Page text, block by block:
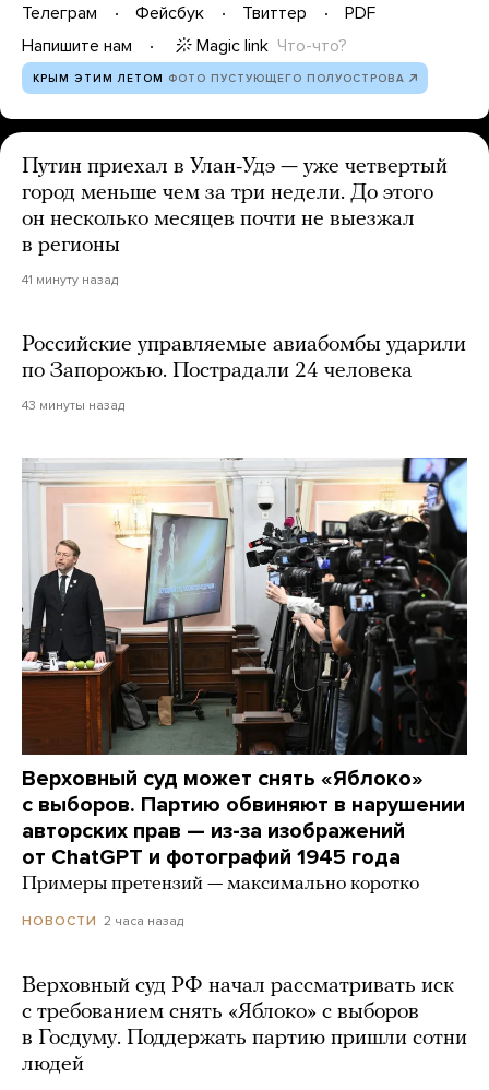
Телеграм Фейсбук Твиттер
PDF
Напишите нам
Magic link Что-что?
КРЫМ ЭТИМ ЛЕТОМ ФОТО ПУСТУЮЩЕГО ПОЛУОСТРОВА
Путин приехал в Улан-Удэ — уже четвертый
город меньше чем за три недели. До этого
он несколько месяцев почти не выезжал
в регионы
41 минуту назад
Российские управляемые авиабомбы ударили
по Запорожью. Пострадали 24 человека
43 минуты назад
Верховный суд может снять «Яблоко»
с выборов. Партию обвиняют в нарушении
авторских прав — из-за изображений
от ChatGPT и фотографий 1945 года
Примеры претензий — максимально коротко
НОВОСТИ 2 часа назад
Верховный суд РФ начал рассматривать иск
с требованием снять «Яблоко» с выборов
в Госдуму. Поддержать партию пришли сотни
людей